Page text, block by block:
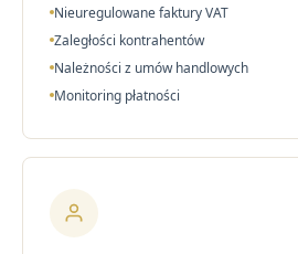
Nieuregulowane faktury VAT
Zaległości kontrahentów
Należności z umów handlowych
Monitoring płatności